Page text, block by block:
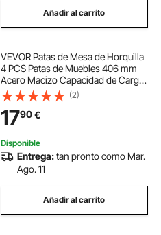
Añadir al carrito
VEVOR Patas de Mesa de Horquilla
4 PCS Patas de Muebles 406 mm
Acero Macizo Capacidad de Carga
227 kg Patas de Oficina 2 Varillas
con Tornillos y Patines Protectores
para Casa Oficina Comedor, Negra
(2)
1790€
Disponible
Entrega:tan pronto como Mar.
Ago. 11
Añadir al carrito